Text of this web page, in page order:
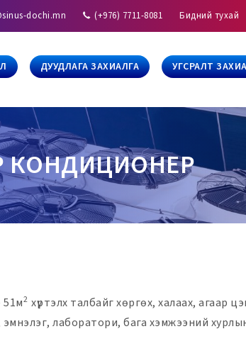
dochi.mn (+976) 7711-8081 Бидний тухай
ДУУДЛАГА ЗАХИАЛГА УГСРАЛТ
КОНДИЦИОНЕР
51м2 хүртэлх талбайг хөргөх, халаах, агаар
лаборатори, бага хэмжээний